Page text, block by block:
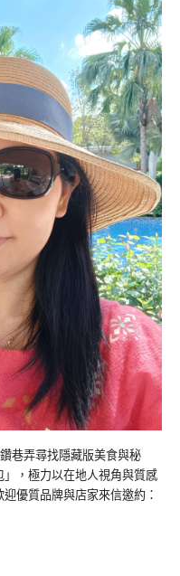
巷弄尋找隱藏版美食與秘
，極力以在地人視角與質感
優質品牌與店家來信邀約：